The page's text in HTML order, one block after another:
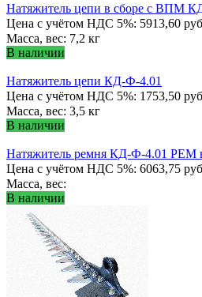
Натяжитель цепи в сборе с ВПМ
Цена с учётом НДС 5%: 5913,60
Масса, вес: 7,2 кг
В наличии
Натяжитель цепи КД-Ф-4.01
Цена с учётом НДС 5%: 1753,50
Масса, вес: 3,5 кг
В наличии
Натяжитель ремня КД-Ф-4.01
Цена с учётом НДС 5%: 6063,75
Масса, вес:
В наличии